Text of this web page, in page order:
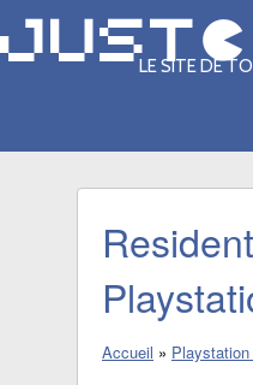
LE SITE DE
Accueil »